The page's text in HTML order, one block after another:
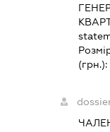
(грн.):